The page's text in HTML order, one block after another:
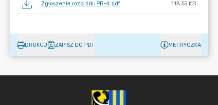
Zgłoszenie rozbiórki PB-4.pdf 118.55 KB
DRUKUJ ZAPISZ DO PDF METRYCZKA